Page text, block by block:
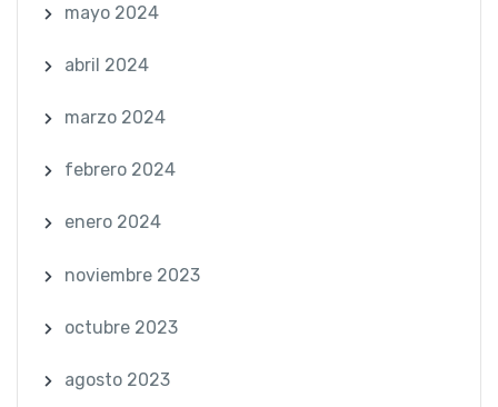
mayo 2024
abril 2024
marzo 2024
febrero 2024
enero 2024
noviembre 2023
octubre 2023
agosto 2023